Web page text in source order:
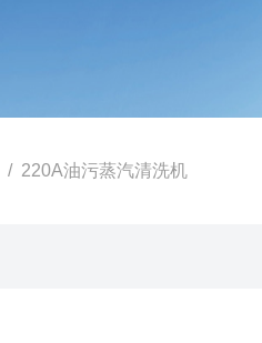
/ 220A油污蒸汽清洗机